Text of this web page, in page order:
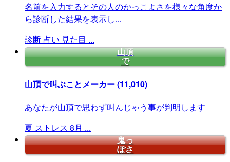
名前を入力するとその人のかっこよさを様々な角度か
ら診断した結果を表示し...
診断 占い 見た目 ...
山頂
で
山頂で叫ぶことメーカー(11,010)
あなたが山頂で思わず叫んじゃう事が判明します
夏 ストレス 8月 ...
鬼っ
ぽさ